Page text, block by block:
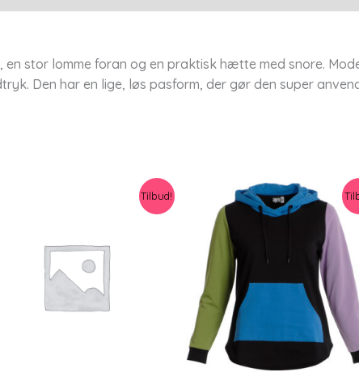
stor lomme foran og en praktisk hætte med snore.
Den har en lige, løs pasform, der gør den super
Tilbud!